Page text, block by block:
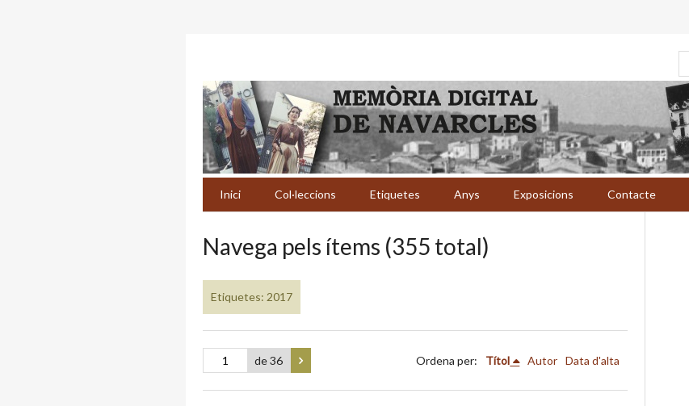
Inici Col·leccions Etiquetes Anys Exposicions Contacte
Navega pels ítems (355 total)
Etiquetes: 2017
de 36 Ordena per: Títol Autor Data d'alta